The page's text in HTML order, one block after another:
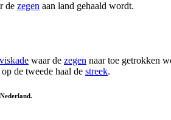
de zegen aan land gehaald wordt.
waar de zegen naar toe getrokken
de tweede haal de streek.